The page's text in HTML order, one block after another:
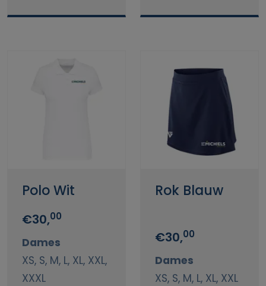
Polo Wit
€30,00
Dames
XS, S, M, L, XL, XXL,
XXXL
Rok Blauw
€30,00
Dames
XS, S, M, L, XL, XXL